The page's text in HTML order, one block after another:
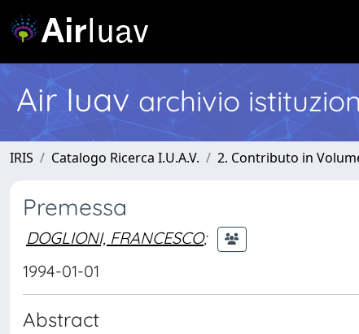
Air Iuav archivio
IRIS Catalogo Ricerca I.U.A.V. 2. Contributo in
Premessa
DOGLIONI, FRANCESCO;
1994-01-01
Abstract